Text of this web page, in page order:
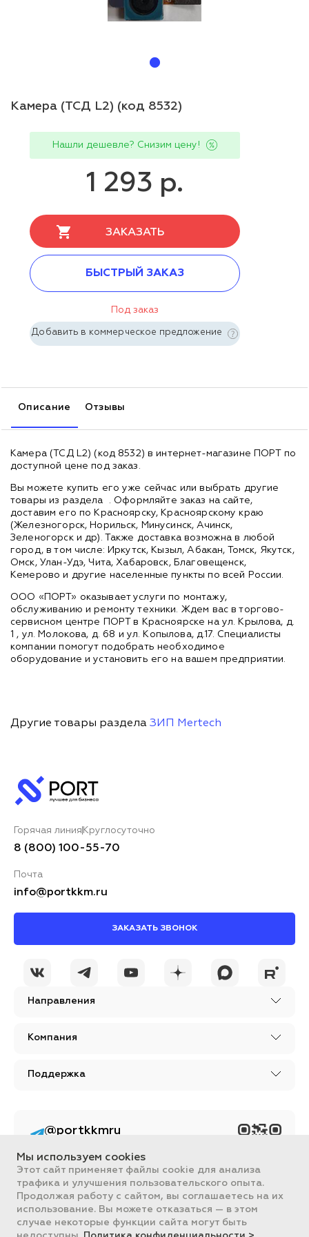
Камера (ТСД L2) (код 8532)
Нашли дешевле? Снизим цену!
1 293 р.
ЗАКАЗАТЬ
БЫСТРЫЙ ЗАКАЗ
Под заказ
Добавить в коммерческое предложение
Описание Отзывы
Камера (ТСД L2) (код 8532) в интернет-магазине ПОРТ по
доступной цене под заказ.
Вы можете купить его уже сейчас или выбрать другие
товары из раздела . Оформляйте заказ на сайте,
доставим его по Красноярску, Красноярскому краю
(Железногорск, Норильск, Минусинск, Ачинск,
Зеленогорск и др). Также доставка возможна в любой
город, в том числе: Иркутск, Кызыл, Абакан, Томск, Якутск,
Омск, Улан-Удэ, Чита, Хабаровск, Благовещенск,
Кемерово и другие населенные пункты по всей России.
ООО «ПОРТ» оказывает услуги по монтажу,
обслуживанию и ремонту техники. Ждем вас в торгово-
сервисном центре ПОРТ в Красноярске на ул. Крылова, д.
1 , ул. Молокова, д. 68 и ул. Копылова, д.17. Специалисты
компании помогут подобрать необходимое
оборудование и установить его на вашем предприятии.
Другие товары раздела ЗИП Mertech
Направления
Компания
Поддержка
Горячая линия Круглосуточно
8 (800) 100-55-70
Почта
info@portkkm.ru
ЗАКАЗАТЬ ЗВОНОК
Вся информация, размещенная на сайте, носит ознакомительный
характер и не является публичной офертой, определяемой
положениями Статьи 437 ГК РФ.
Все цены на сайте указаны с НДС. ООО "ПОРТ" ИНН 2461018892,
ОГРН 1022401953496
@portkkmru
контент PORT - бизнес
портал
Мы используем cookies
Этот сайт применяет файлы cookie для анализа
трафика и улучшения пользовательского опыта.
Продолжая работу с сайтом, вы соглашаетесь на их
использование. Вы можете отказаться — в этом
случае некоторые функции сайта могут быть